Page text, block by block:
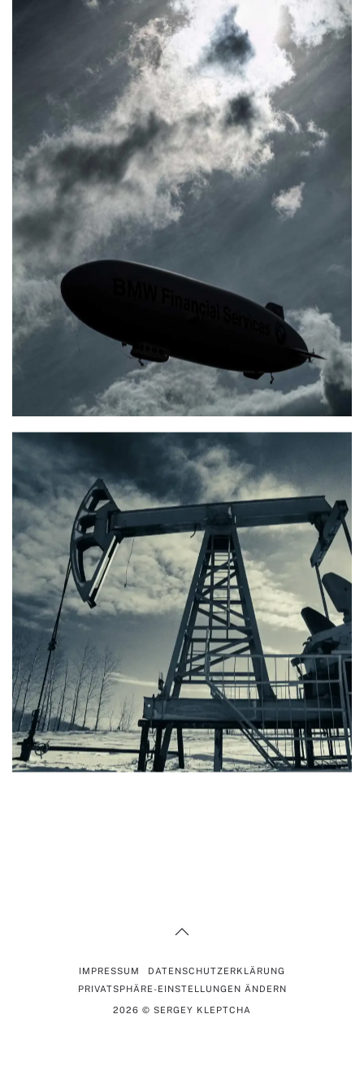
IMPRESSUM
DATENSCHUTZERKLÄRUNG
PRIVATSPHÄRE-EINSTELLUNGEN ÄNDERN
2026 © SERGEY KLEPTCHA